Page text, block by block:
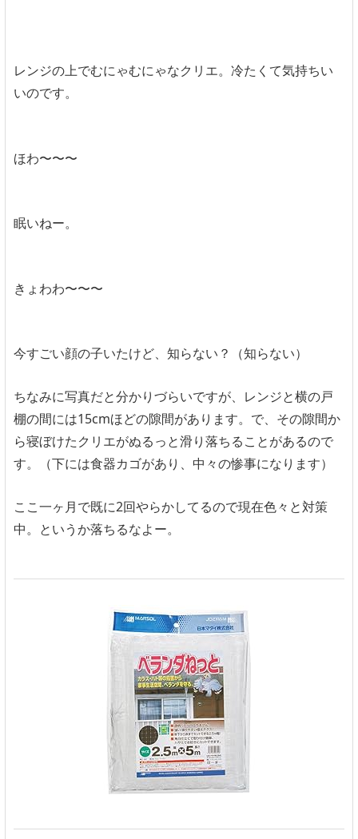
レンジの上でむにゃむにゃなクリエ。冷たくて気持ちい
いのです。
ほわ〜〜〜
眠いねー。
きょわわ〜〜〜
今すごい顔の子いたけど、知らない？（知らない）
ちなみに写真だと分かりづらいですが、レンジと横の戸
棚の間には15cmほどの隙間があります。で、その隙間か
ら寝ぼけたクリエがぬるっと滑り落ちることがあるので
す。（下には食器カゴがあり、中々の惨事になります）
ここ一ヶ月で既に2回やらかしてるので現在色々と対策
中。というか落ちるなよー。